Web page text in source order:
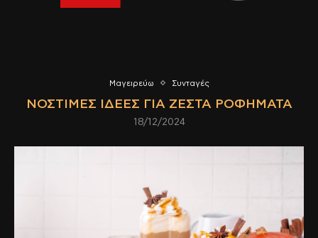
Μαγειρεύω Συνταγές
ΝΌΣΤΙΜΕΣ ΙΔΈΕΣ ΓΙΑ ΖΕΣΤΆ ΡΟΦΉΜΑΤΑ
18/12/2024